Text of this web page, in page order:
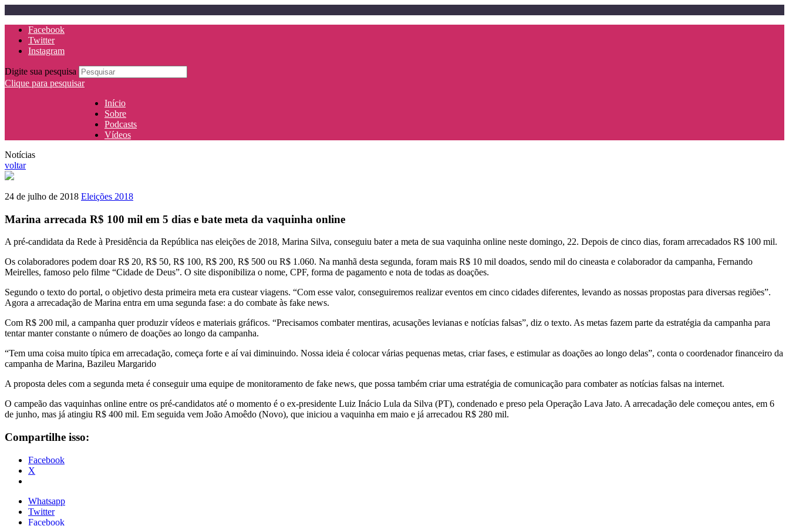
Facebook
Twitter
Instagram
Digite sua pesquisa
Clique para pesquisar
Início
Sobre
Podcasts
Vídeos
Notícias
voltar
24 de julho de 2018 Eleições 2018
Marina arrecada R$ 100 mil em 5 dias e bate meta da vaquinha online
A pré-candidata da Rede à Presidência da República nas eleições de 2018, Marina Silva, conseguiu bater a meta de sua vaquinha online neste domingo, 22. Depois de cinco dias, foram arrecadados R$ 100 mil.
Os colaboradores podem doar R$ 20, R$ 50, R$ 100, R$ 200, R$ 500 ou R$ 1.060. Na manhã desta segunda, foram mais R$ 10 mil doados, sendo mil do cineasta e colaborador da campanha, Fernando
Meirelles, famoso pelo filme “Cidade de Deus”. O site disponibiliza o nome, CPF, forma de pagamento e nota de todas as doações.
Segundo o texto do portal, o objetivo desta primeira meta era custear viagens. “Com esse valor, conseguiremos realizar eventos em cinco cidades diferentes, levando as nossas propostas para diversas regiões”.
Agora a arrecadação de Marina entra em uma segunda fase: a do combate às fake news.
Com R$ 200 mil, a campanha quer produzir vídeos e materiais gráficos. “Precisamos combater mentiras, acusações levianas e notícias falsas”, diz o texto. As metas fazem parte da estratégia da campanha para
tentar manter constante o número de doações ao longo da campanha.
“Tem uma coisa muito típica em arrecadação, começa forte e aí vai diminuindo. Nossa ideia é colocar várias pequenas metas, criar fases, e estimular as doações ao longo delas”, conta o coordenador financeiro da
campanha de Marina, Bazileu Margarido
A proposta deles com a segunda meta é conseguir uma equipe de monitoramento de fake news, que possa também criar uma estratégia de comunicação para combater as notícias falsas na internet.
O campeão das vaquinhas online entre os pré-candidatos até o momento é o ex-presidente Luiz Inácio Lula da Silva (PT), condenado e preso pela Operação Lava Jato. A arrecadação dele começou antes, em 6
de junho, mas já atingiu R$ 400 mil. Em seguida vem João Amoêdo (Novo), que iniciou a vaquinha em maio e já arrecadou R$ 280 mil.
Compartilhe isso:
Facebook
X
Whatsapp
Twitter
Facebook